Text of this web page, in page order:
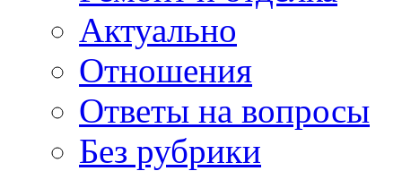
Актуально
Отношения
Ответы на вопросы
Без рубрики